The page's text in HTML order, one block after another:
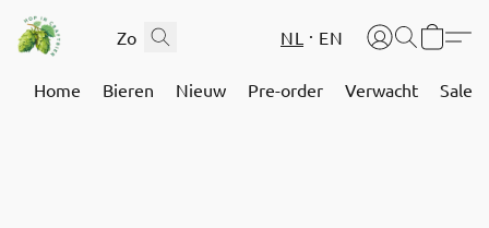
NL EN
Home Bieren Nieuw Pre-order Verwacht Sale